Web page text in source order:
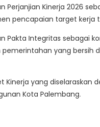
Perjanjian Kinerja 2026
pencapaian target kerja
Pakta Integritas sebagai
yang bersih
Kinerja yang diselaraskan
Kota Palembang.